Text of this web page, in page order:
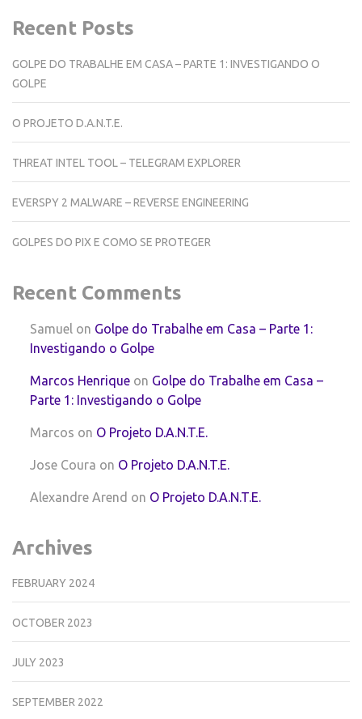
Recent Posts
GOLPE DO TRABALHE EM CASA – PARTE 1: INVESTIGANDO O
GOLPE
O PROJETO D.A.N.T.E.
THREAT INTEL TOOL – TELEGRAM EXPLORER
EVERSPY 2 MALWARE – REVERSE ENGINEERING
GOLPES DO PIX E COMO SE PROTEGER
Recent Comments
Samuel on Golpe do Trabalhe em Casa – Parte 1:
Investigando o Golpe
Marcos Henrique on Golpe do Trabalhe em Casa –
Parte 1: Investigando o Golpe
Marcos on O Projeto D.A.N.T.E.
Jose Coura on O Projeto D.A.N.T.E.
Alexandre Arend on O Projeto D.A.N.T.E.
Archives
FEBRUARY 2024
OCTOBER 2023
JULY 2023
SEPTEMBER 2022